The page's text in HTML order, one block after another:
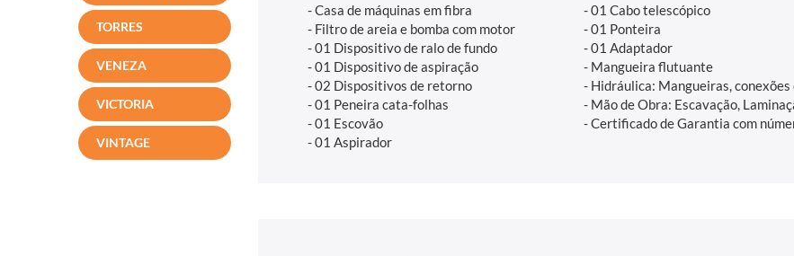
TORRES
VENEZA
VICTORIA
VINTAGE
- Casa de máquinas em fibra
- Filtro de areia e bomba com motor
- 01 Dispositivo de ralo de fundo
- 01 Dispositivo de aspiração
- 02 Dispositivos de retorno
- 01 Peneira cata-folhas
- 01 Escovão
- 01 Aspirador
- 01 Cabo telescópico
- 01 Ponteira
- 01 Adaptador
- Mangueira flutuante
- Hidráulica: Mangueiras,
- Mão de Obra: Escavação,
- Certificado de Garantia com